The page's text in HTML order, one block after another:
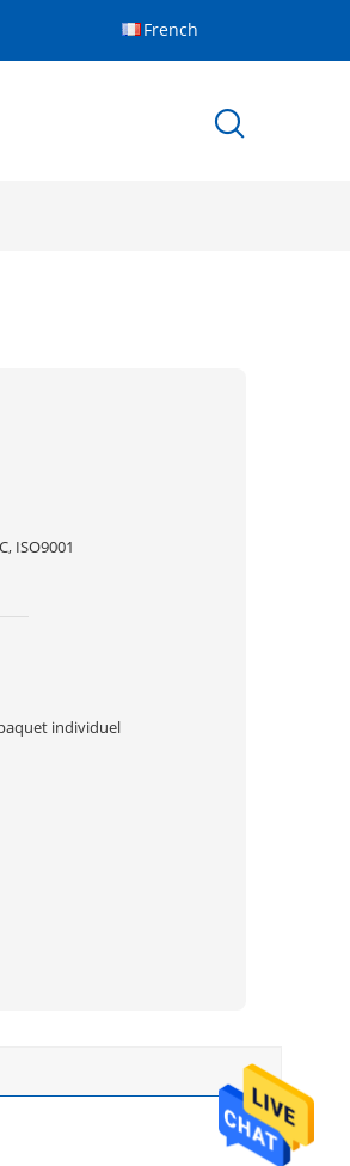
French
ISO9001
individuel